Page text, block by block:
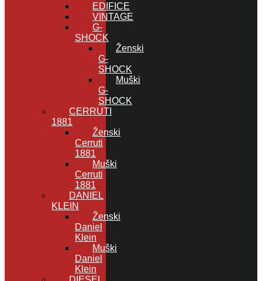
EDIFICE
VINTAGE
G-
SHOCK
Ženski
G-
SHOCK
Muški
G-
SHOCK
CERRUTI
1881
Ženski
Cerruti
1881
Muški
Cerruti
1881
DANIEL
KLEIN
Ženski
Daniel
Klein
Muški
Daniel
Klein